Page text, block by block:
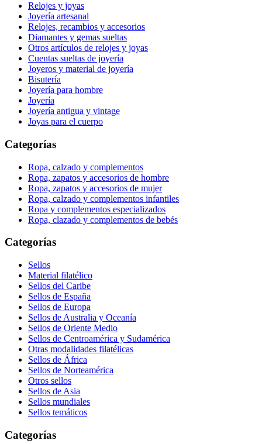
Relojes y joyas
Joyería artesanal
Relojes, recambios y accesorios
Diamantes y gemas sueltas
Otros artículos de relojes y joyas
Cuentas sueltas de joyería
Joyeros y material de joyería
Bisutería
Joyería para hombre
Joyería
Joyería antigua y vintage
Joyas para el cuerpo
Categorías
Ropa, calzado y complementos
Ropa, zapatos y accesorios de hombre
Ropa, zapatos y accesorios de mujer
Ropa, calzado y complementos infantiles
Ropa y complementos especializados
Ropa, clazado y complementos de bebés
Categorías
Sellos
Material filatélico
Sellos del Caribe
Sellos de España
Sellos de Europa
Sellos de Australia y Oceanía
Sellos de Oriente Medio
Sellos de Centroamérica y Sudamérica
Otras modalidades filatélicas
Sellos de África
Sellos de Norteamérica
Otros sellos
Sellos de Asia
Sellos mundiales
Sellos temáticos
Categorías